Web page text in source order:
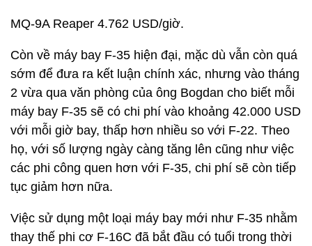
MQ-9A Reaper 4.762 USD/giờ.
Còn về máy bay F-35 hiện đại, mặc dù vẫn còn quá
sớm để đưa ra kết luận chính xác, nhưng vào tháng
2 vừa qua văn phòng của ông Bogdan cho biết mỗi
máy bay F-35 sẽ có chi phí vào khoảng 42.000 USD
với mỗi giờ bay, thấp hơn nhiều so với F-22. Theo
họ, với số lượng ngày càng tăng lên cũng như việc
các phi công quen hơn với F-35, chi phí sẽ còn tiếp
tục giảm hơn nữa.
Việc sử dụng một loại máy bay mới như F-35 nhằm
thay thế phi cơ F-16C đã bắt đầu có tuổi trong thời